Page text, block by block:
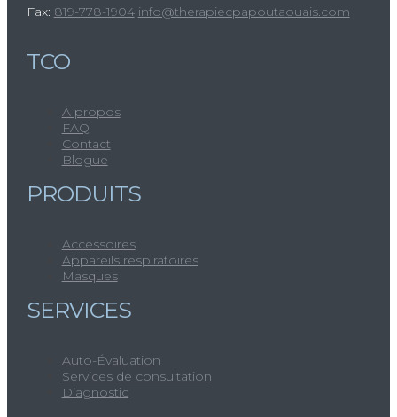
Fax: 819-778-1904 info@therapiecpapoutaouais.com
TCO
À propos
FAQ
Contact
Blogue
PRODUITS
Accessoires
Appareils respiratoires
Masques
SERVICES
Auto-Évaluation
Services de consultation
Diagnostic